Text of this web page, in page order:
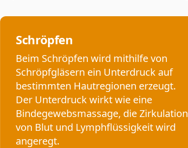
Schröpfen
Beim Schröpfen wird mithilfe von
Schröpfgläsern ein Unterdruck auf
bestimmten Hautregionen erzeugt.
Der Unterdruck wirkt wie eine
Bindegewebsmassage, die Zirkulation
von Blut und Lymphflüssigkeit wird
angeregt.